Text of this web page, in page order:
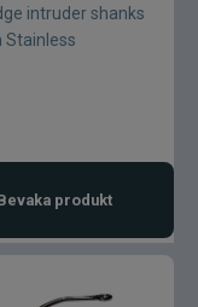
intruder shanks
Stainless
produkt